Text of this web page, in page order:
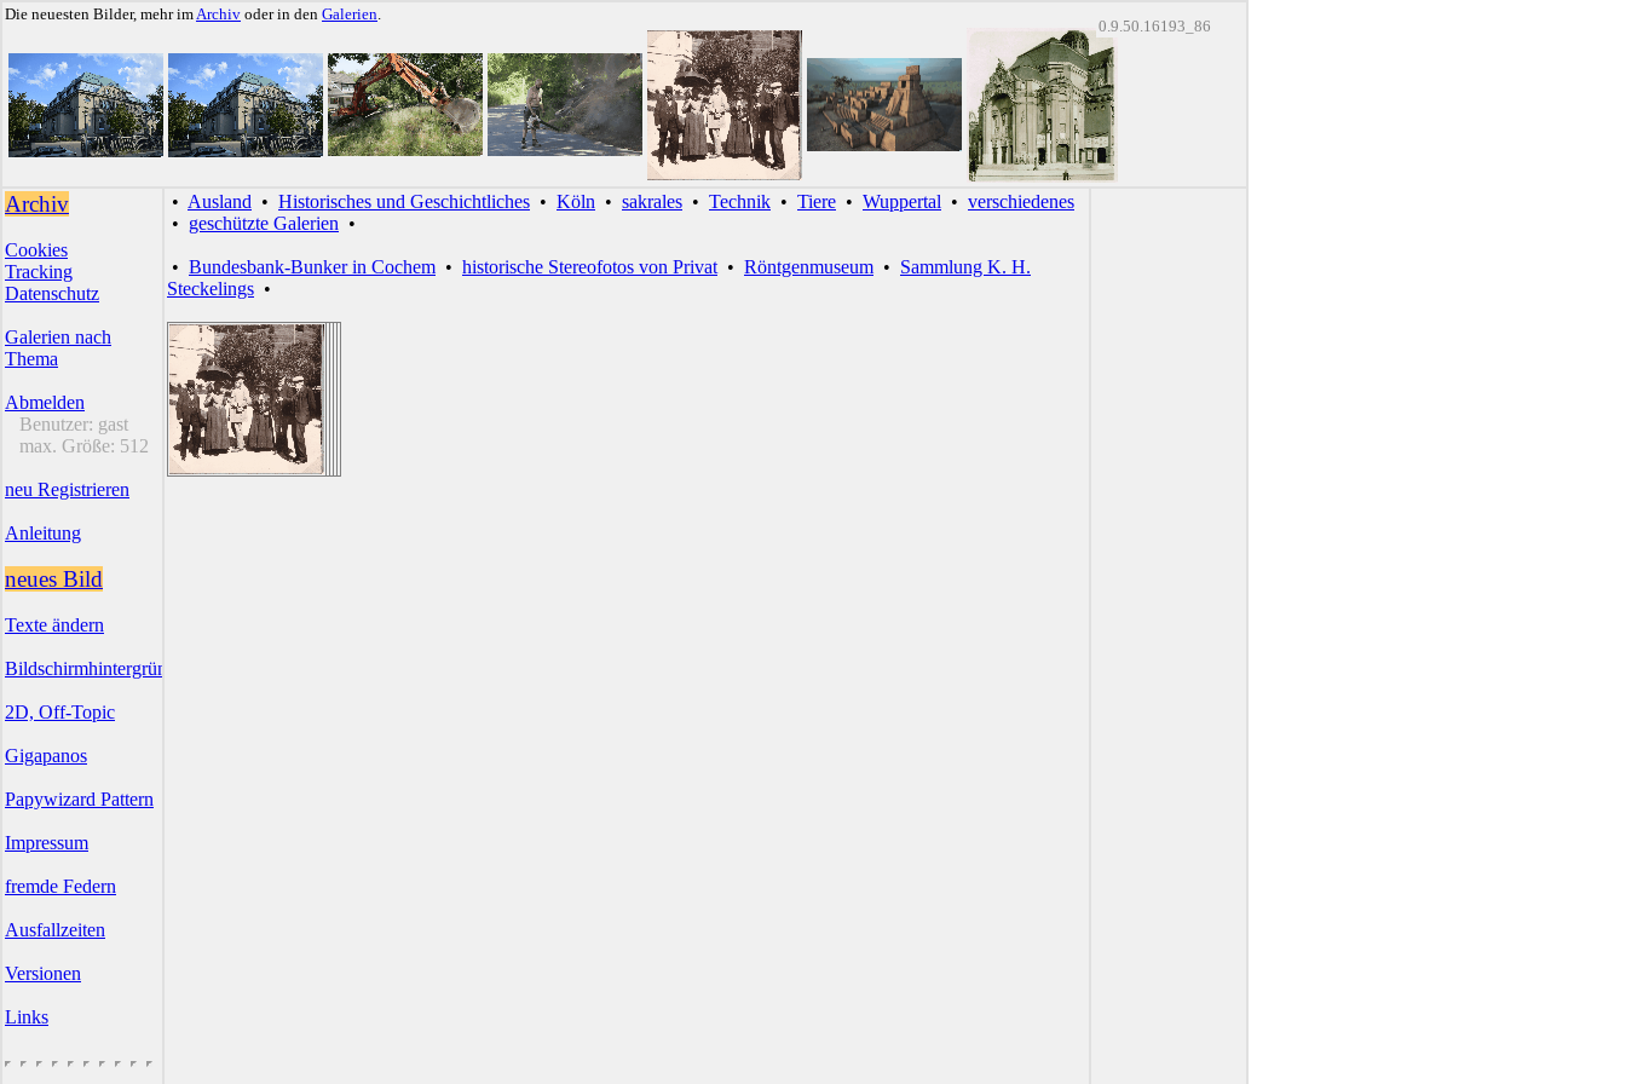
Die neuesten Bilder, mehr imArchiv oder in den Galerien.
0.9.50.16193_86
Archiv
Cookies
Tracking
Datenschutz
Galerien nach
Thema
Abmelden
Benutzer: gast
max. Größe: 512
neu Registrieren
Anleitung
neues Bild
Texte ändern
Bildschirmhintergründe
2D, Off-Topic
Gigapanos
Papywizard Pattern
Impressum
fremde Federn
Ausfallzeiten
Versionen
Links
• Ausland • Historisches und Geschichtliches • Köln • sakrales • Technik • Tiere • Wuppertal • verschiedenes
• geschützte Galerien •
• Bundesbank-Bunker in Cochem • historische Stereofotos von Privat • Röntgenmuseum • Sammlung K. H.
Steckelings •